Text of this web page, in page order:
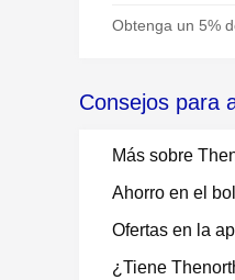
Obtenga un 5%
Consejos para
Más sobre
Ahorro en el
Ofertas en la
¿Tiene